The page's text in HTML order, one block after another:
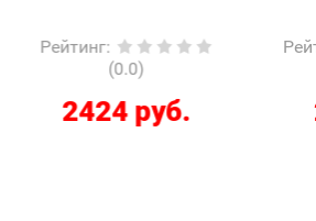
Рейтинг:
(0.0)
2424 руб.